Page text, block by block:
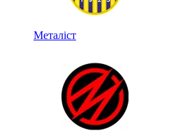
Металіст